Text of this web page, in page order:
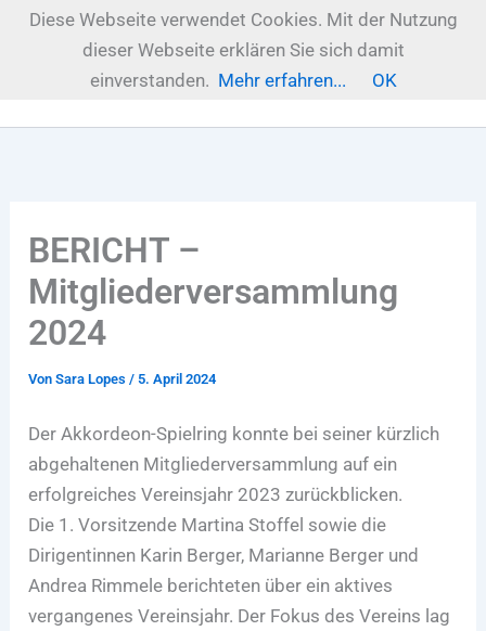
Zum
BERICHT –
Mitgliederversammlung
2024
VonSara Lopes/5. April 2024
Der Akkordeon-Spielring konnte bei seiner kürzlich
abgehaltenen Mitgliederversammlung auf ein
erfolgreiches Vereinsjahr 2023 zurückblicken.
Die 1. Vorsitzende Martina Stoffel sowie die
Dirigentinnen Karin Berger, Marianne Berger und
Andrea Rimmele berichteten über ein aktives
vergangenes Vereinsjahr. Der Fokus des Vereins lag
Diese Webseite verwendet Cookies. Mit der Nutzung
dieser Webseite erklären Sie sich damit
einverstanden. Mehr erfahren... OK